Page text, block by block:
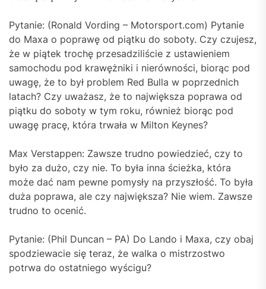
Pytanie: (Ronald Vording – Motorsport.com) Pytanie
do Maxa o poprawę od piątku do soboty. Czy czujesz,
że w piątek trochę przesadziliście z ustawieniem
samochodu pod krawężniki i nierówności, biorąc pod
uwagę, że to był problem Red Bulla w poprzednich
latach? Czy uważasz, że to największa poprawa od
piątku do soboty w tym roku, również biorąc pod
uwagę pracę, która trwała w Milton Keynes?
Max Verstappen: Zawsze trudno powiedzieć, czy to
było za dużo, czy nie. To była inna ścieżka, która
może dać nam pewne pomysły na przyszłość. To była
duża poprawa, ale czy największa? Nie wiem. Zawsze
trudno to ocenić.
Pytanie: (Phil Duncan – PA) Do Lando i Maxa, czy obaj
spodziewacie się teraz, że walka o mistrzostwo
potrwa do ostatniego wyścigu?